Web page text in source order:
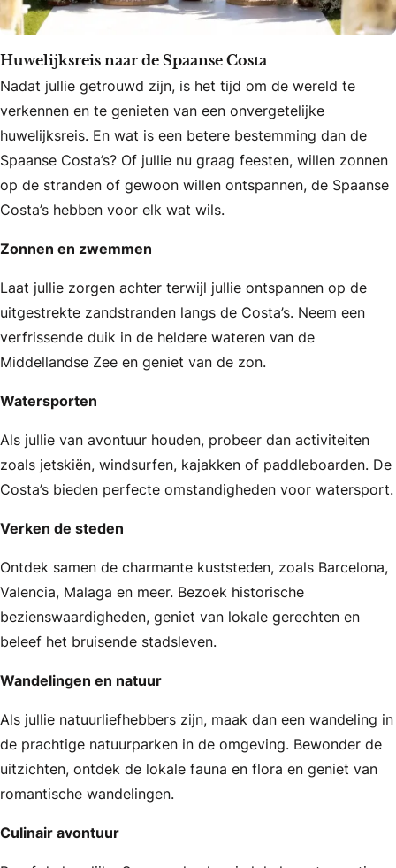
Huwelijksreis naar de Spaanse Costa
Nadat jullie getrouwd zijn, is het tijd om de wereld te
verkennen en te genieten van een onvergetelijke
huwelijksreis. En wat is een betere bestemming dan de
Spaanse Costa’s? Of jullie nu graag feesten, willen zonnen
op de stranden of gewoon willen ontspannen, de Spaanse
Costa’s hebben voor elk wat wils.
Zonnen en zwemmen
Laat jullie zorgen achter terwijl jullie ontspannen op de
uitgestrekte zandstranden langs de Costa’s. Neem een
verfrissende duik in de heldere wateren van de
Middellandse Zee en geniet van de zon.
Watersporten
Als jullie van avontuur houden, probeer dan activiteiten
zoals jetskiën, windsurfen, kajakken of paddleboarden. De
Costa’s bieden perfecte omstandigheden voor watersport.
Verken de steden
Ontdek samen de charmante kuststeden, zoals Barcelona,
Valencia, Malaga en meer. Bezoek historische
bezienswaardigheden, geniet van lokale gerechten en
beleef het bruisende stadsleven.
Wandelingen en natuur
Als jullie natuurliefhebbers zijn, maak dan een wandeling in
de prachtige natuurparken in de omgeving. Bewonder de
uitzichten, ontdek de lokale fauna en flora en geniet van
romantische wandelingen.
Culinair avontuur